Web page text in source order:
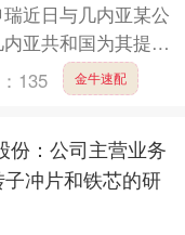
近日与几内亚某公
亚共和国为其提供
过驳服务。本合同
135 金牛速配
份：公司主营业务
冲片和铁芯的研